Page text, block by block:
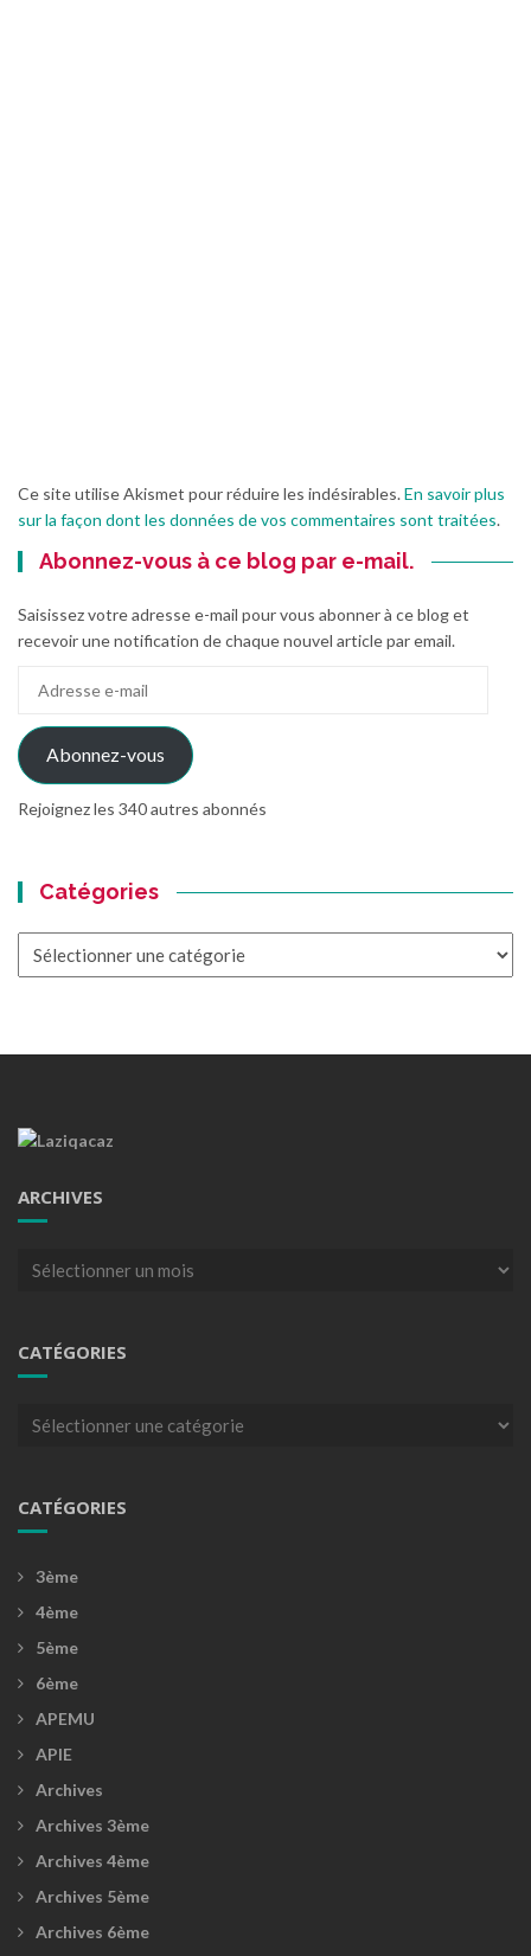
Ce site utilise Akismet pour réduire les indésirables.En savoir plus
sur la façon dont les données de vos commentaires sont traitées.
Abonnez-vous à ce blog par e-mail.
Saisissez votre adresse e-mail pour vous abonner à ce blog et
recevoir une notification de chaque nouvel article par email.
mail
Abonnez-vous
Rejoignez les 340 autres abonnés
Catégories
ARCHIVES
Archives
CATÉGORIES
Catégories
CATÉGORIES
3ème
4ème
5ème
6ème
APEMU
APIE
Archives
Archives 3ème
Archives 4ème
Archives 5ème
Archives 6ème